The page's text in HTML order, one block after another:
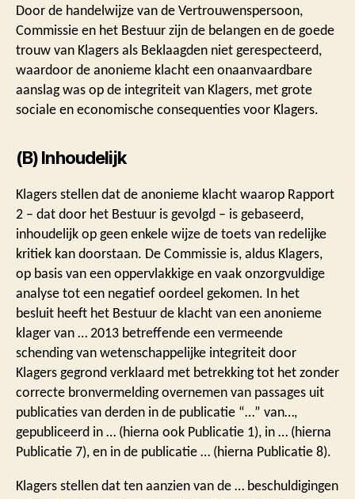
Door de handelwijze van de Vertrouwenspersoon,
Commissie en het Bestuur zijn de belangen en de goede
trouw van Klagers als Beklaagden niet gerespecteerd,
waardoor de anonieme klacht een onaanvaardbare
aanslag was op de integriteit van Klagers, met grote
sociale en economische consequenties voor Klagers.
(B) Inhoudelijk
Klagers stellen dat de anonieme klacht waarop Rapport
2 – dat door het Bestuur is gevolgd – is gebaseerd,
inhoudelijk op geen enkele wijze de toets van redelijke
kritiek kan doorstaan. De Commissie is, aldus Klagers,
op basis van een oppervlakkige en vaak onzorgvuldige
analyse tot een negatief oordeel gekomen. In het
besluit heeft het Bestuur de klacht van een anonieme
klager van … 2013 betreffende een vermeende
schending van wetenschappelijke integriteit door
Klagers gegrond verklaard met betrekking tot het zonder
correcte bronvermelding overnemen van passages uit
publicaties van derden in de publicatie “…” van…,
gepubliceerd in … (hierna ook Publicatie 1), in … (hierna
Publicatie 7), en in de publicatie … (hierna Publicatie 8).
Klagers stellen dat ten aanzien van de … beschuldigingen